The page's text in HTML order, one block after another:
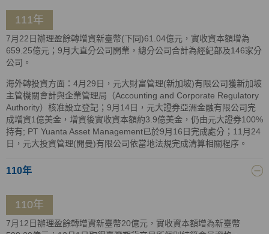
111年
7月22日辦理盈餘轉增資新臺幣(下同)61.04億元，實收資本額增為
659.25億元；9月大直分公司開業，總分公司合計為經紀部及146家分
公司。
海外轉投資方面：4月29日，元大財富管理(新加坡)有限公司獲新加坡
主管機關會計與企業管理局（Accounting and Corporate Regulatory
Authority）核准設立登記；9月14日，元大證券亞洲金融有限公司完
成增資1億美金，增資後實收資本額約3.9億美金，仍由元大證券100%
持有; PT Yuanta Asset Management已於9月16日完成處分；11月24
日，元大投資管理(開曼)有限公司依當地法規完成清算相關程序。
110年
110年
7月12日辦理盈餘轉增資新臺幣20億元，實收資本額增為新臺幣